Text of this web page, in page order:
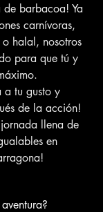
de barbacoa! Ya
carnívoras,
halal, nosotros
para que tú y
a tu gusto y
de la acción!
llena de
en